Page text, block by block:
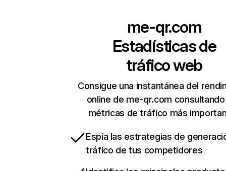
me-qr.com
Estadísticas de
tráfico web
Consigue una instantánea del
online de me-qr.com
métricas de tráfico más
Espía las estrategias de
tráfico de tus competidores